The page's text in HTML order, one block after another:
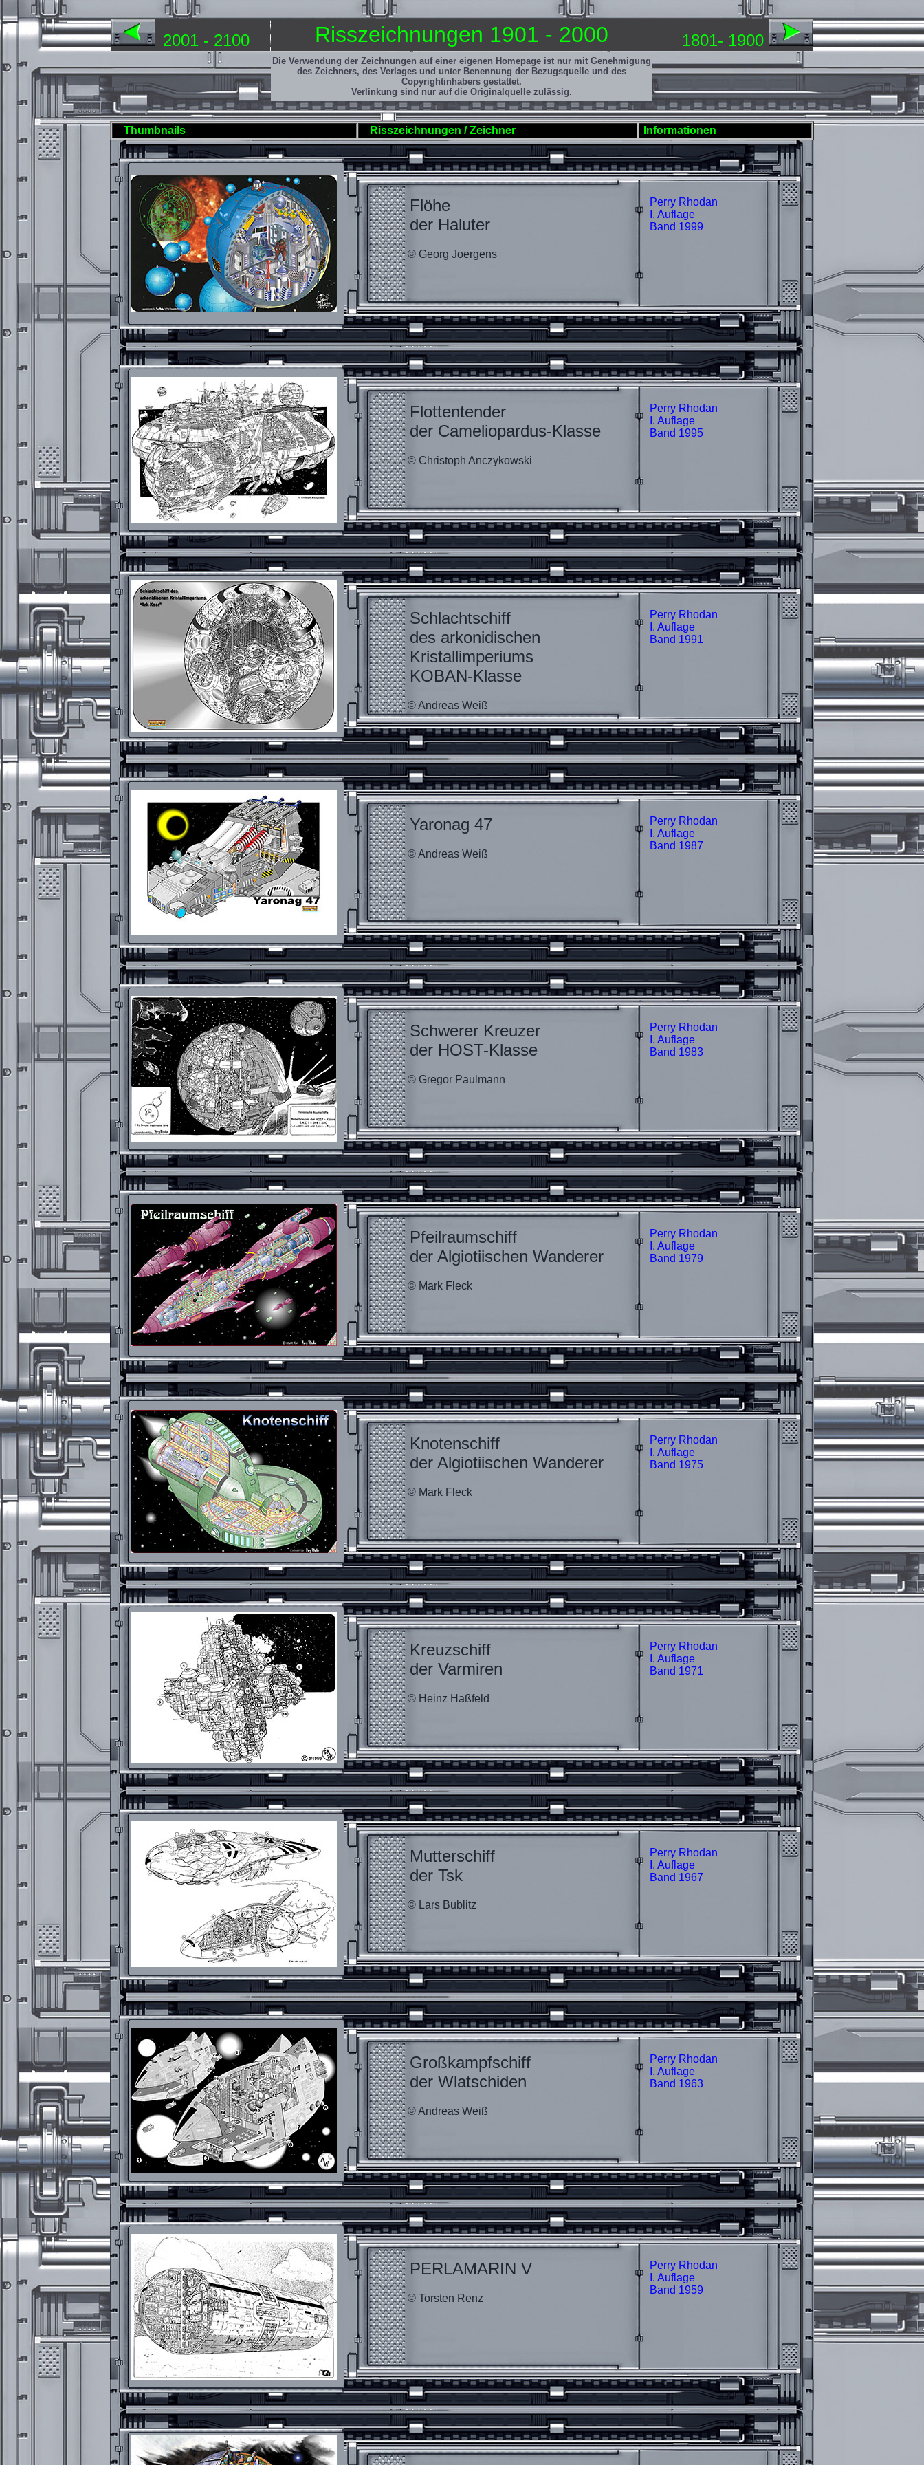
2001 - 2100 Risszeichnungen 1901 - 2000 1801- 1900
Die Verwendung der Zeichnungen auf einer eigenen Homepage ist nur mit Genehmigung
des Zeichners, des Verlages und unter Benennung der Bezugsquelle und des
Copyrightinhabers gestattet.
Verlinkung sind nur auf die Originalquelle zulässig.
Thumbnails Risszeichnungen / Zeichner Informationen
Flöhe
der Haluter
© Georg Joergens
Perry Rhodan
I. Auflage
Band 1999
Flottentender
der Cameliopardus-Klasse
© Christoph Anczykowski
Perry Rhodan
I. Auflage
Band 1995
Schlachtschiff
des arkonidischen
Kristallimperiums
KOBAN-Klasse
© Andreas Weiß
Perry Rhodan
I. Auflage
Band 1991
Yaronag 47
© Andreas Weiß
Perry Rhodan
I. Auflage
Band 1987
Schwerer Kreuzer
der HOST-Klasse
© Gregor Paulmann
Perry Rhodan
I. Auflage
Band 1983
Pfeilraumschiff
der Algiotiischen Wanderer
© Mark Fleck
Perry Rhodan
I. Auflage
Band 1979
Knotenschiff
der Algiotiischen Wanderer
© Mark Fleck
Perry Rhodan
I. Auflage
Band 1975
Kreuzschiff
der Varmiren
© Heinz Haßfeld
Perry Rhodan
I. Auflage
Band 1971
Mutterschiff
der Tsk
© Lars Bublitz
Perry Rhodan
I. Auflage
Band 1967
Großkampfschiff
der Wlatschiden
© Andreas Weiß
Perry Rhodan
I. Auflage
Band 1963
PERLAMARIN V
© Torsten Renz
Perry Rhodan
I. Auflage
Band 1959